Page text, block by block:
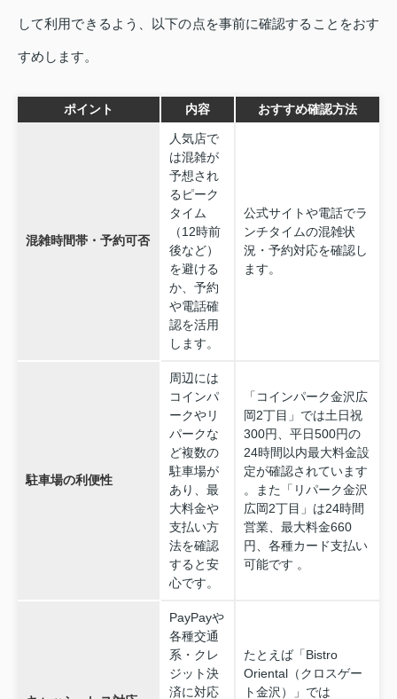
して利用できるよう、以下の点を事前に確認することをおす
すめします。
ポイント 内容 おすすめ確認方法
混雑時間帯・予約可否
人気店で
は混雑が
予想され
るピーク
タイム
（12時前
後など）
を避ける
か、予約
や電話確
認を活用
します。
公式サイトや電話でラ
ンチタイムの混雑状
況・予約対応を確認し
ます。
駐車場の利便性
周辺には
コインパ
ークやリ
パークな
ど複数の
駐車場が
あり、最
大料金や
支払い方
法を確認
すると安
心です。
「コインパーク金沢広
岡2丁目」では土日祝
300円、平日500円の
24時間以内最大料金設
定が確認されています
。また「リパーク金沢
広岡2丁目」は24時間
営業、最大料金660
円、各種カード支払い
可能です 。
PayPayや
各種交通
系・クレ
ジット決
済に対応
たとえば「Bistro
Oriental（クロスゲー
ト金沢）」では